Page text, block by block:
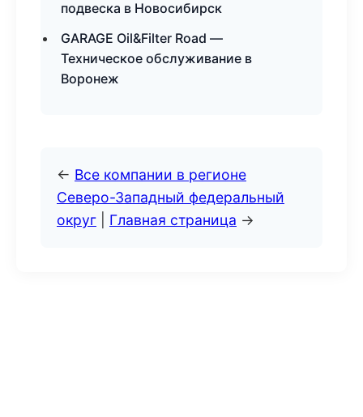
подвеска в Новосибирск
GARAGE Oil&Filter Road —
Техническое обслуживание в
Воронеж
← Все компании в регионе
Северо-Западный федеральный
округ
Главная страница →